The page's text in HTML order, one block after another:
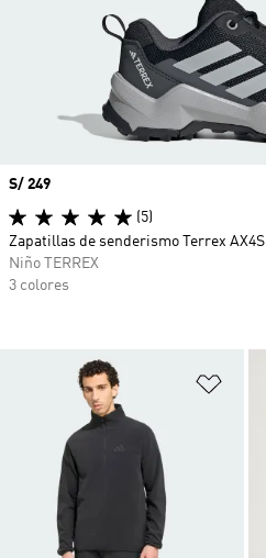
Precio
S/ 249
(5)
Zapatillas de senderismo Terrex AX4S
Niño TERREX
3 colores